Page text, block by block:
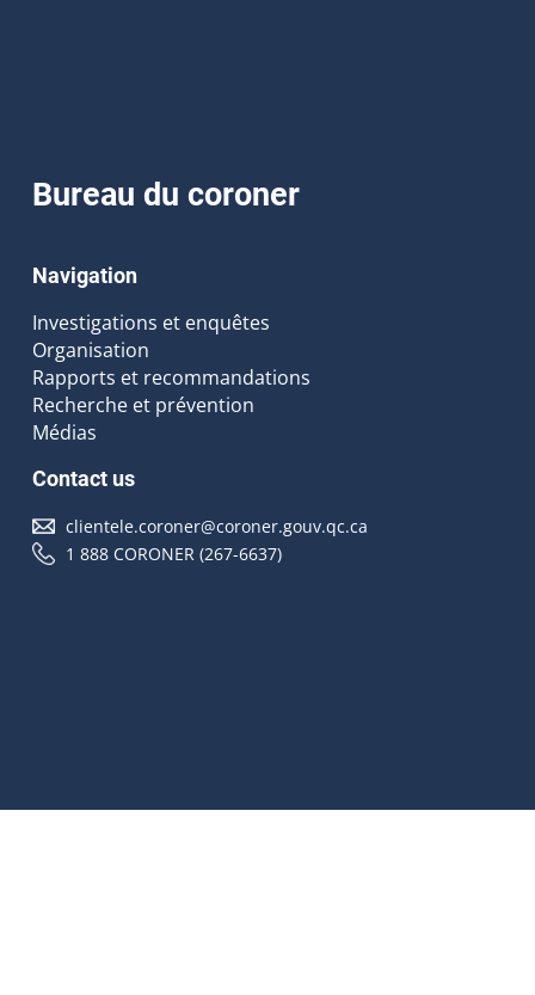
Bureau du coroner
Navigation
Investigations et enquêtes
Organisation
Rapports et recommandations
Recherche et prévention
Médias
Contact us
clientele.coroner@coroner.gouv.qc.ca
1 888 CORONER (267-6637)